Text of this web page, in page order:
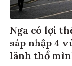
Nga có lợi
sáp nhập 4
lãnh thổ